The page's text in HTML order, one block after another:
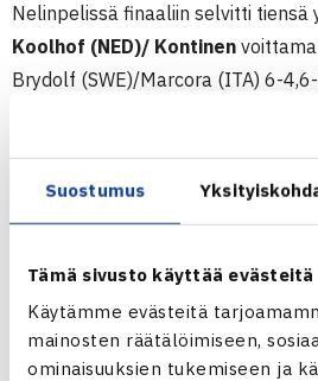
Suostumus
Tämä sivusto käyttää evästeitä
Käytämme evästeitä
mainosten räätälöimiseen,
ominaisuuksien tukemiseen ja
Nelinpelissä finaaliin selvitti tiensä
Koolhof (NED)/ Kontinen
Brydolf (SWE)/Marcora (ITA) 6-
Kontinen/Koolhof kohtaa parin
Vladimir IVANOV (EST) [5] 4-6
SILLANPAA (FIN)